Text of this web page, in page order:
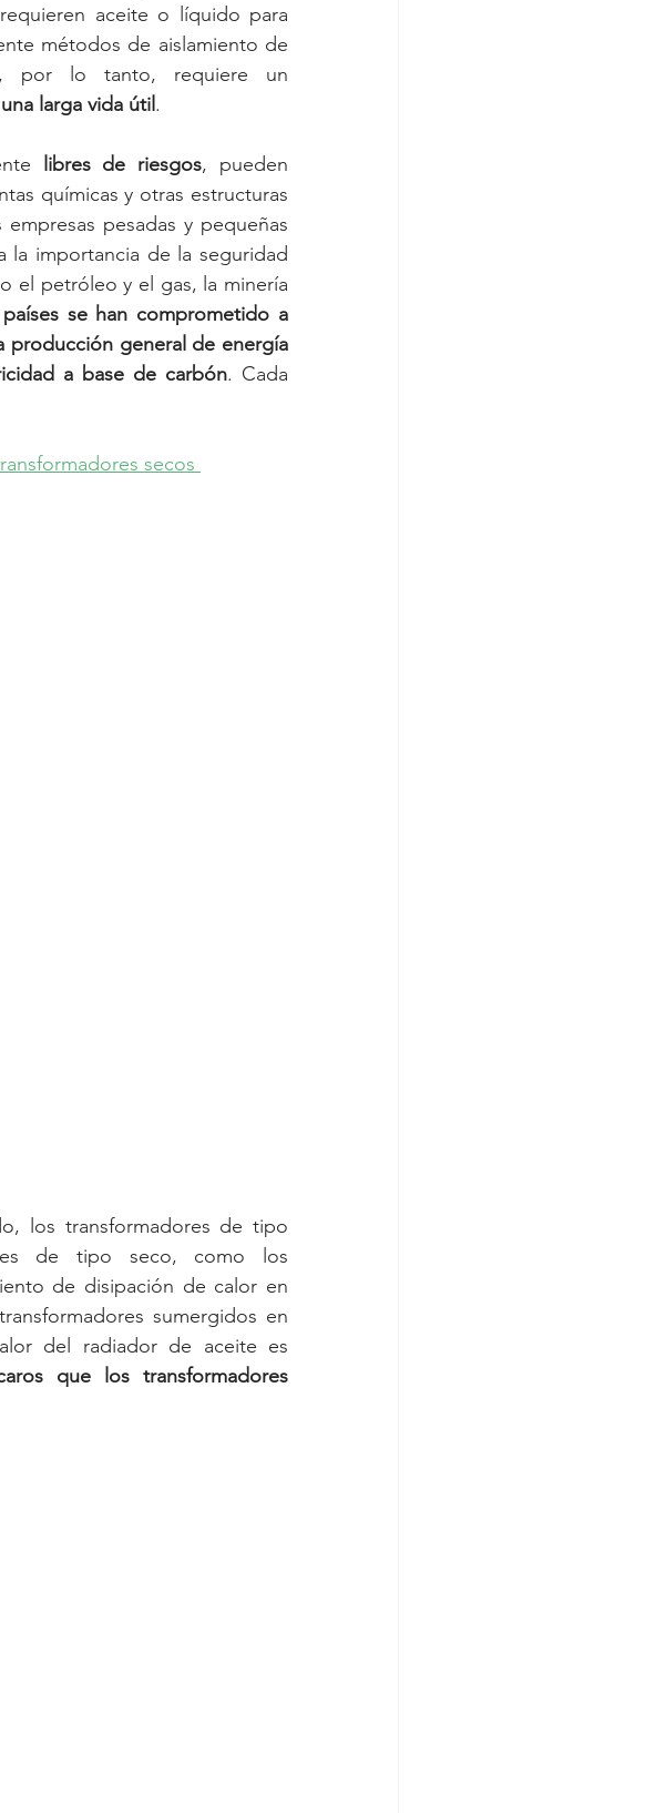
aceite o líquido para
métodos de aislamiento de
una larga vida útil.
libres de riesgos, pueden
químicas y otras estructuras
pesadas y pequeñas
la importancia de la seguridad
el petróleo y el gas, la minería
se han comprometido a
producción general de energía
a base de carbón. Cada
secos
los transformadores de tipo
de tipo seco, como los
de disipación de calor en
sumergidos en
del radiador de aceite es
que los transformadores